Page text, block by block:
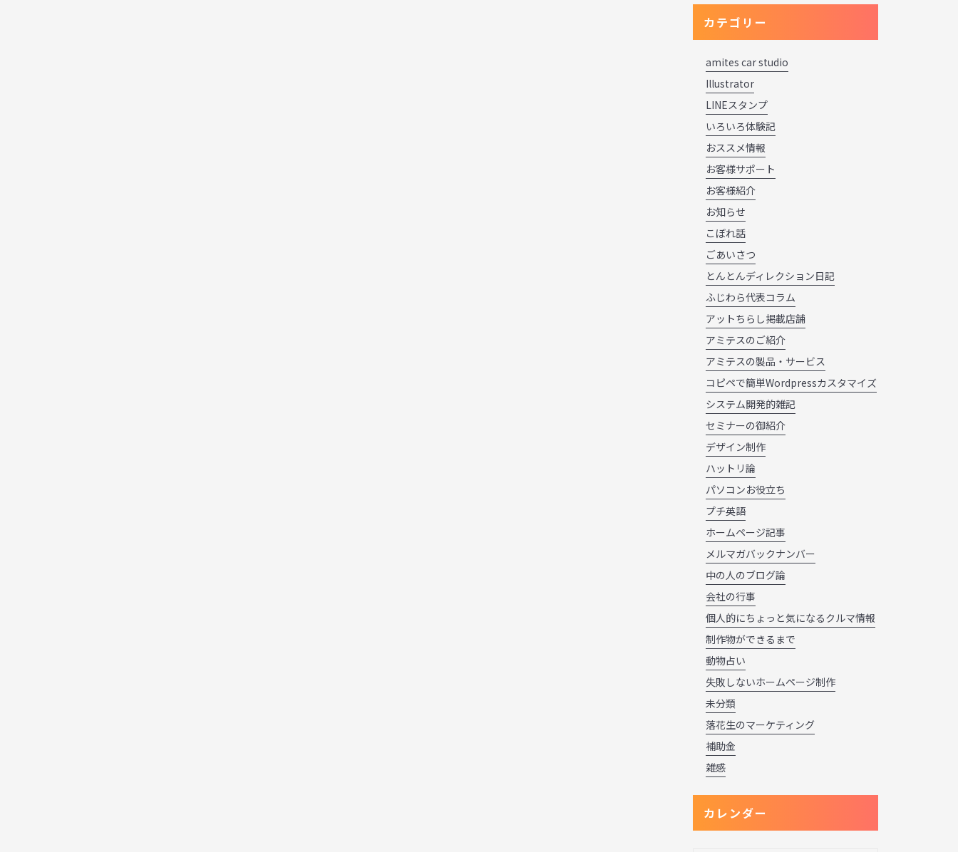
カテゴリー
amites car studio
Illustrator
LINEスタンプ
いろいろ体験記
おススメ情報
お客様サポート
お客様紹介
お知らせ
こぼれ話
ごあいさつ
とんとんディレクション日記
ふじわら代表コラム
アットちらし掲載店舗
アミテスのご紹介
アミテスの製品・サービス
コピペで簡単Wordpressカスタマイズ
システム開発的雑記
セミナーの御紹介
デザイン制作
ハットリ論
パソコンお役立ち
プチ英語
ホームページ記事
メルマガバックナンバー
中の人のブログ論
会社の行事
個人的にちょっと気になるクルマ情報
制作物ができるまで
動物占い
失敗しないホームページ制作
未分類
落花生のマーケティング
補助金
雑感
カレンダー